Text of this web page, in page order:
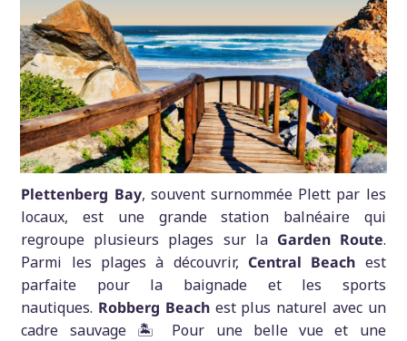
Plettenberg Bay, souvent surnommée Plett par les
locaux, est une grande station balnéaire qui
regroupe plusieurs plages sur la Garden Route.
Parmi les plages à découvrir, Central Beach est
parfaite pour la baignade et les sports
nautiques. Robberg Beach est plus naturel avec un
cadre sauvage 🏝️ Pour une belle vue et une